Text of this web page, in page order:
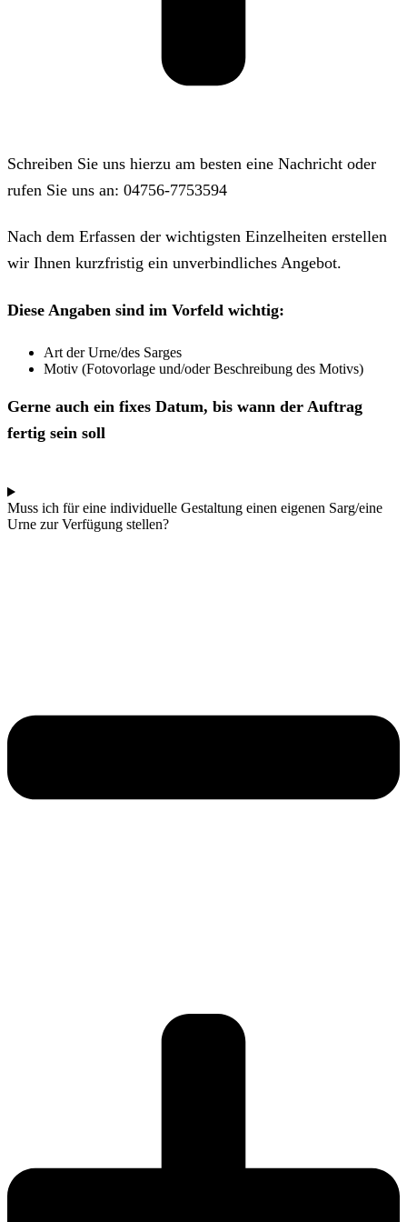
Schreiben Sie uns hierzu am besten eine Nachricht oder
rufen Sie uns an: 04756-7753594
Nach dem Erfassen der wichtigsten Einzelheiten erstellen
wir Ihnen kurzfristig ein unverbindliches Angebot.
Diese Angaben sind im Vorfeld wichtig:
Art der Urne/des Sarges
Motiv (Fotovorlage und/oder Beschreibung des Motivs)
Gerne auch ein fixes Datum, bis wann der Auftrag
fertig sein soll
Muss ich für eine individuelle Gestaltung einen eigenen Sarg/eine
Urne zur Verfügung stellen?